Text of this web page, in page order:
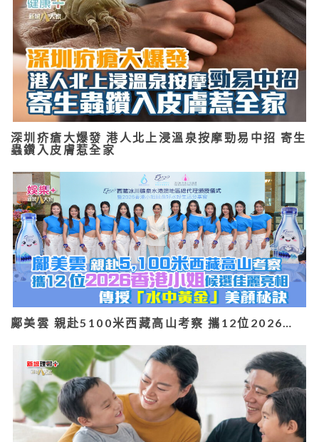
深圳疥瘡大爆發 港人北上浸溫泉按摩勁易中招 寄生
蟲鑽入皮膚惹全家
鄺美雲 親赴5100米西藏高山考察 攜12位2026…